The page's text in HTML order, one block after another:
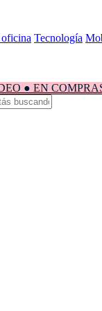
Tecnología
● EN